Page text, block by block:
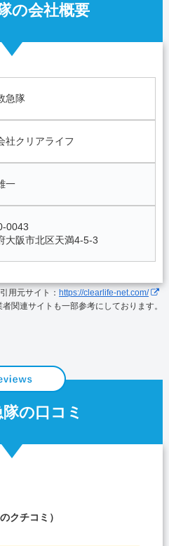
の会社概要
急隊
社クリアライフ
一
0043
大阪市北区天満4-5-3
用元サイト：https://clearlife-net.com/
関連サイトも一部参考にしております。
の口コミ
クチコミ）